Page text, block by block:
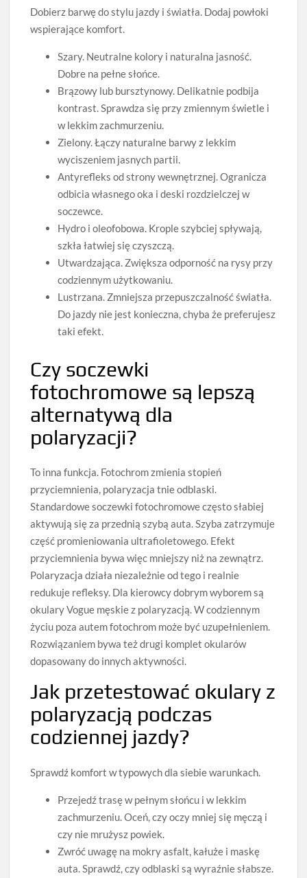
Dobierz barwę do stylu jazdy i światła. Dodaj powłoki
wspierające komfort.
Szary. Neutralne kolory i naturalna jasność.
Dobre na pełne słońce.
Brązowy lub bursztynowy. Delikatnie podbija
kontrast. Sprawdza się przy zmiennym świetle i
w lekkim zachmurzeniu.
Zielony. Łączy naturalne barwy z lekkim
wyciszeniem jasnych partii.
Antyrefleks od strony wewnętrznej. Ogranicza
odbicia własnego oka i deski rozdzielczej w
soczewce.
Hydro i oleofobowa. Krople szybciej spływają,
szkła łatwiej się czyszczą.
Utwardzająca. Zwiększa odporność na rysy przy
codziennym użytkowaniu.
Lustrzana. Zmniejsza przepuszczalność światła.
Do jazdy nie jest konieczna, chyba że preferujesz
taki efekt.
Czy soczewki
fotochromowe są lepszą
alternatywą dla
polaryzacji?
To inna funkcja. Fotochrom zmienia stopień
przyciemnienia, polaryzacja tnie odblaski.
Standardowe soczewki fotochromowe często słabiej
aktywują się za przednią szybą auta. Szyba zatrzymuje
część promieniowania ultrafioletowego. Efekt
przyciemnienia bywa więc mniejszy niż na zewnątrz.
Polaryzacja działa niezależnie od tego i realnie
redukuje refleksy. Dla kierowcy dobrym wyborem są
okulary Vogue męskie z polaryzacją. W codziennym
życiu poza autem fotochrom może być uzupełnieniem.
Rozwiązaniem bywa też drugi komplet okularów
dopasowany do innych aktywności.
Jak przetestować okulary z
polaryzacją podczas
codziennej jazdy?
Sprawdź komfort w typowych dla siebie warunkach.
Przejedź trasę w pełnym słońcu i w lekkim
zachmurzeniu. Oceń, czy oczy mniej się męczą i
czy nie mrużysz powiek.
Zwróć uwagę na mokry asfalt, kałuże i maskę
auta. Sprawdź, czy odblaski są wyraźnie słabsze.